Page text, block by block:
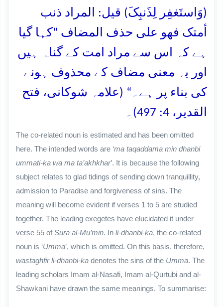
(وَاستَغفِر لِذَنبِکَ) قیل: المراد ذنب
أمتک فھو علی حذف المضاف ”کہا گیا
ہے کہ اس سے مراد امت کے گناہ ہیں
اور یہ معنی مضاف کے محذوف ہونے
کی بناء پر ہے۔“ (علامہ شوکانی، فتح
القدیر، 4: 497)۔
The co-related noun is estimated and has been omitted
here. The intended words are ‘ma taqaddama min dhanbi
ummati-ka wa ma ta’akhkhar’. It is because the following
subject relates to glad tidings of sending down tranquillity,
admission to Paradise and forgiveness of sins. The
meaning will become evident if verses 1 to 5 are studied
together. The leading exegetes have elucidated it under
verse 55 ofSura al-Mu’min. In li-dhanbi-ka, the co-related
noun is ‘Umma’, which is omitted. On this basis, therefore,
wastaghfir li-dhanbi-ka denotes the sins of the Umma. The
leading scholars Imam al-Nasafi, Imam al-Qurtubi and al-
Shawkani have drawn the same meanings. To summarise: